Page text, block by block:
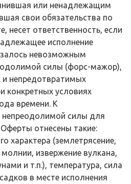
или ненадлежащим
свои обязательства по
несет ответственность, если
исполнение
невозможным
силы (форс-мажор),
и непредотвратимых
конкретных условиях
времени. К
непреодолимой силы для
отнесены такие:
характера (землетрясение,
извержение вулкана,
и т.п.), температура, сила
в месте исполнения